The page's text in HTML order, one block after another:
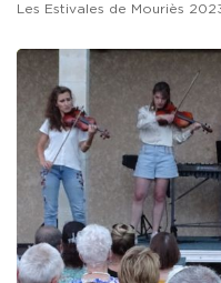
Les Estivales de Mouriès